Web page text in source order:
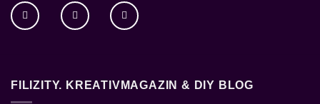
FILIZITY. KREATIVMAGAZIN & DIY BLOG